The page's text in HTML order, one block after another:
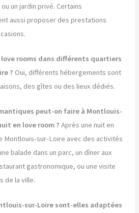
un jardin privé. Certains
aussi proposer des prestations
rooms dans différents quartiers
? Oui, différents hébergements sont
des gîtes ou des lieux dédiés.
peut-on faire à Montlouis-
en love room ? Après une nuit en
Montlouis-sur-Loire avec des activités
balade dans un parc, un dîner aux
gastronomique, ou une visite
de la ville.
sur-Loire sont-elles adaptées